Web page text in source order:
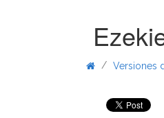
/ Versiones